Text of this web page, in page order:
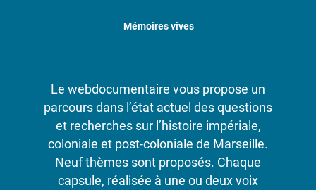
Mémoires vives
Le webdocumentaire vous propose un
parcours dans l’état actuel des questions
et recherches sur l’histoire impériale,
coloniale et post-coloniale de Marseille.
Neuf thèmes sont proposés. Chaque
capsule, réalisée à une ou deux voix